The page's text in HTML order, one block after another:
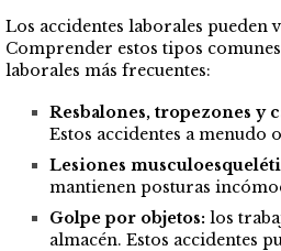
Los accidentes laborales
Comprender estos tipos
laborales más frecuentes:
Resbalones, tropezones y
Estos accidentes a menudo
Lesiones
mantienen posturas
Golpe por objetos: los
almacén. Estos accidentes